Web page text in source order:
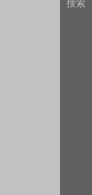
搜索